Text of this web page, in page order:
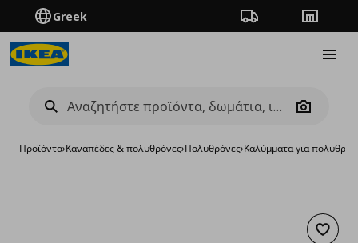
Greek Πορεία παραγγελίας
Camera
Προϊόντα›Καναπέδες & πολυθρόνες›Πολυθρόνες›Καλύμματα για